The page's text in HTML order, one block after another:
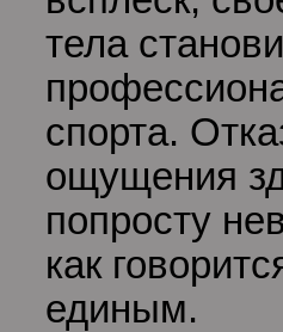
тела
спорта.
ощущения
попросту
как
единым.